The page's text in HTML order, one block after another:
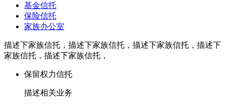
基金信托
保险信托
家族办公室
描述下家族信托，描述下家族信托，描述下家族信托，描述下
家族信托，描述下家族信托，
保留权力信托
描述相关业务